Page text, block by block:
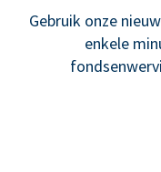
Gebruik onze
enkele